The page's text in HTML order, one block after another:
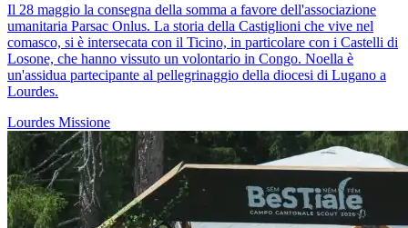
Il 28 maggio la consegna della somma a favore dell'associazione
umanitaria Parsac Onlus. La storia della Castiglioni che vive nel
comasco, si è intersecata con il Ticino, in particolare con i Castelli di
Losone, che hanno vissuto un volontario in Congo. Noella è
un'assidua partecipante al pellegrinaggio della diocesi di Lugano a
Lourdes.
Lourdes Missione